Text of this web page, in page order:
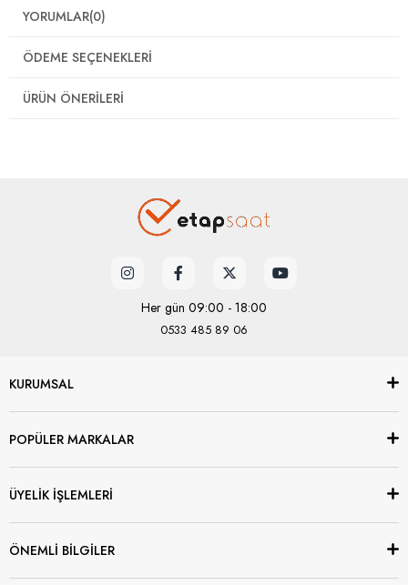
YORUMLAR(0)
ÖDEME SEÇENEKLERI
ÜRÜN ÖNERILERI
Her gün 09:00 - 18:00
0533 485 89 06
KURUMSAL
POPÜLER MARKALAR
ÜYELİK İŞLEMLERİ
ÖNEMLİ BİLGİLER